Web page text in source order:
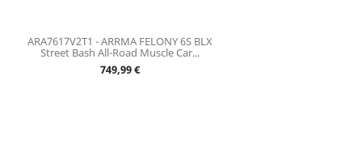
ARA7617V2T1 - ARRMA FELONY 6S BLX
Street Bash All-Road Muscle Car...
Prix
749,99 €